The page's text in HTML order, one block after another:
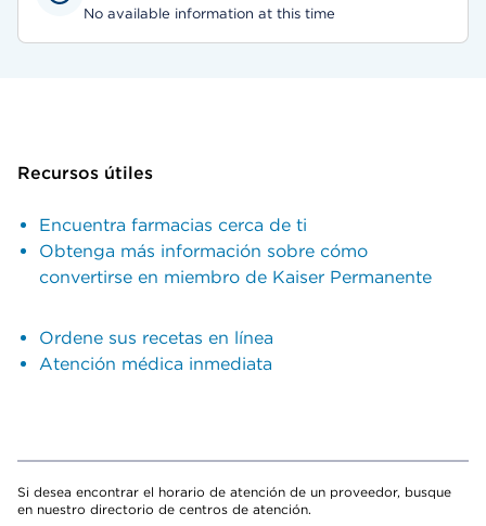
No available information at this time
Recursos útiles
Encuentra farmacias cerca de ti
Obtenga más información sobre cómo
convertirse en miembro de Kaiser Permanente
Ordene sus recetas en línea
Atención médica inmediata
Si desea encontrar el horario de atención de un proveedor, busque
en nuestro directorio de centros de atención.